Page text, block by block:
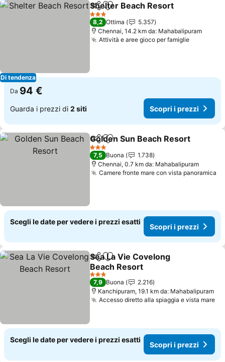
Di tendenza
CondividiAggiungi ai preferiti
Shelter Beach Resort
3 Stelle
8,2 Ottima
5.357
Chennai, 14.2 km da: Mahabalipuram
Attività e aree gioco per famiglie
Da 94 €
Guarda i prezzi di 2 siti Scopri i prezzi
CondividiAggiungi ai preferiti
Golden Sun Beach Resort
3 Stelle
7,5 Buona
1.738
Chennai, 0.7 km da: Mahabalipuram
Camere fronte mare con vista panoramica
Scegli le date per vedere i prezzi esatti
Scopri i prezzi
CondividiAggiungi ai preferiti
Sea La Vie Covelong
Beach Resort
3 Stelle
7,9 Buona
2.216
Kanchipuram, 19.1 km da: Mahabalipuram
Accesso diretto alla spiaggia e vista mare
Scegli le date per vedere i prezzi esatti
Scopri i prezzi